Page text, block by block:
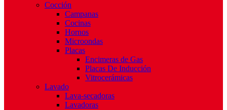
Cocción
Campanas
Cocinas
Hornos
Microondas
Placas
Encimeras de Gas
Placas De Inducción
Vitrocerámicas
Lavado
Lava-secadoras
Lavadoras